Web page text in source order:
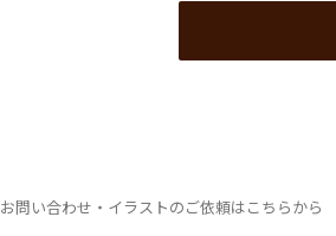
お問い合わせ・イラストのご依頼はこちらから